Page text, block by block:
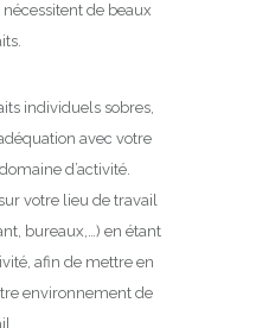
de beaux
individuels sobres,
avec votre
d’activité.
votre lieu de travail
bureaux,…) en étant
afin de mettre en
environnement de